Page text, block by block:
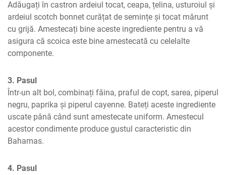
Adăugați în castron ardeiul tocat, ceapa, țelina, usturoiul și
ardeiul scotch bonnet curățat de semințe și tocat mărunt
cu grijă. Amestecați bine aceste ingrediente pentru a vă
asigura că scoica este bine amestecată cu celelalte
componente.
3. Pasul
Într-un alt bol, combinați făina, praful de copt, sarea, piperul
negru, paprika și piperul cayenne. Bateți aceste ingrediente
uscate până când sunt amestecate uniform. Amestecul
acestor condimente produce gustul caracteristic din
Bahamas.
4. Pasul